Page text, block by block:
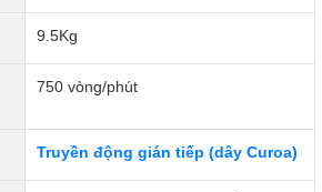
9.5Kg
750 vòng/phút
Truyền động gián tiếp (dây Curoa)